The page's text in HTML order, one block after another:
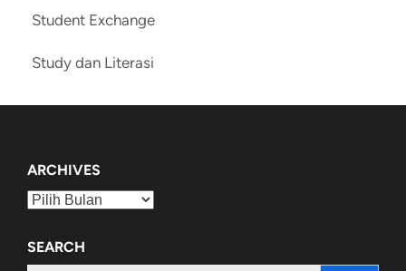
Student Exchange
Study dan Literasi
ARCHIVES
Archives
SEARCH